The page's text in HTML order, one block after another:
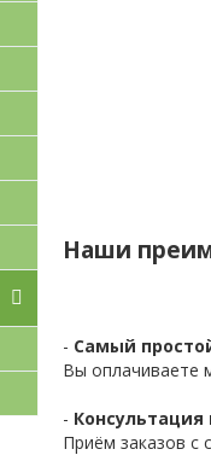
Наши
- Самый
Вы оплачиваете
- Консультация
Приём заказов с